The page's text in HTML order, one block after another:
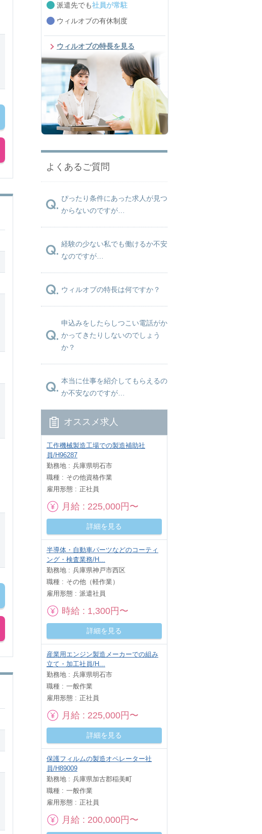
派遣先でも社員が常駐
ウィルオブの有休制度
ウィルオブの特長を見る
よくあるご質問
ぴったり条件にあった求人が見つ
からないのですが…
経験の少ない私でも働けるか不安
なのですが…
ウィルオブの特長は何ですか？
申込みをしたらしつこい電話がか
かってきたりしないのでしょう
か？
本当に仕事を紹介してもらえるの
か不安なのですが…
オススメ求人
工作機械製造工場での製造補助社
員/H96287
勤務地
兵庫県明石市
職種
その他資格作業
雇用形態
正社員
月給 225,000円〜
詳細を見る
半導体・自動車パーツなどのコーティ
ング・検査業務/H...
勤務地
兵庫県神戸市西区
職種
その他（軽作業）
雇用形態
派遣社員
時給 1,300円〜
詳細を見る
産業用エンジン製造メーカーでの組み
立て・加工社員/H...
勤務地
兵庫県明石市
職種
一般作業
雇用形態
正社員
月給 225,000円〜
詳細を見る
保護フィルムの製造オペレーター社
員/H89009
勤務地
兵庫県加古郡稲美町
職種
一般作業
雇用形態
正社員
月給 200,000円〜